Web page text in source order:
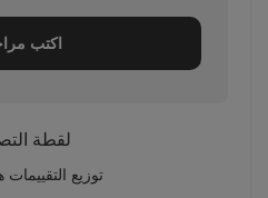
اكتب
لقطة
توزيع